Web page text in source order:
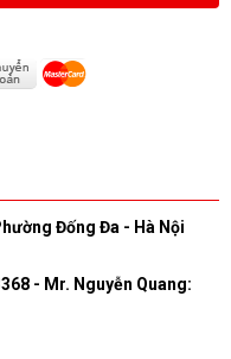
Đống Đa - Hà Nội
- Mr. Nguyễn Quang: